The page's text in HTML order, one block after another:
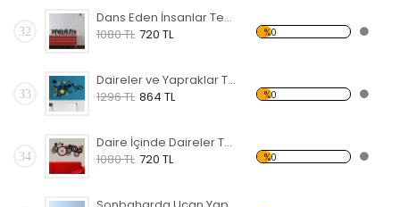
32
Dans Eden İnsanlar Temalı Duvar Sticker
1080 TL 720 TL %0
33
Daireler ve Yapraklar Temalı Duvar Sticker
1296 TL 864 TL %0
34
Daire İçinde Daireler Temalı Duvar Sticker
1080 TL 720 TL %0